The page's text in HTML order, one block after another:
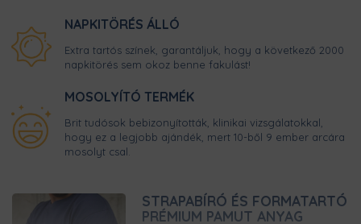
NAPKITÖRÉS ÁLLÓ
Extra tartós színek, garantáljuk, hogy a következő 2000
napkitörés sem okoz benne fakulást!
MOSOLYÍTÓ TERMÉK
Brit tudósok bebizonyították, klinikai vizsgálatokkal,
hogy ez a legjobb ajándék, mert 10-ből 9 ember arcára
mosolyt csal.
STRAPABÍRÓ ÉS FORMATARTÓ
PRÉMIUM PAMUT ANYAG